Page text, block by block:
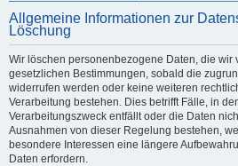
Allgemeine Informationen zur
Löschung
Wir löschen personenbezogene Daten, die wir
gesetzlichen Bestimmungen, sobald die
widerrufen werden oder keine weiteren
Verarbeitung bestehen. Dies betrifft Fälle, in
Verarbeitungszweck entfällt oder die Daten
Ausnahmen von dieser Regelung bestehen,
besondere Interessen eine längere
Daten erfordern.